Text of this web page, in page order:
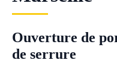
Ouverture de
de serrure